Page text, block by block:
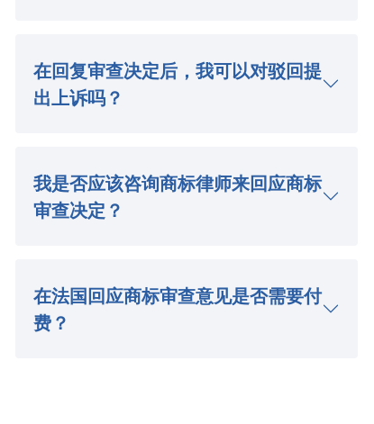
在回复审查决定后，我可以对驳回提
出上诉吗？
我是否应该咨询商标律师来回应商标
审查决定？
在法国回应商标审查意见是否需要付
费？